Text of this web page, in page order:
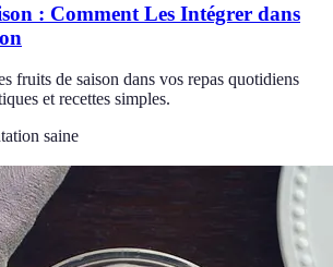
: Comment Les Intégrer dans
fruits de saison dans vos repas quotidiens
et recettes simples.
saine